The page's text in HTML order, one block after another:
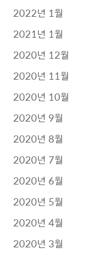
2022년 1월
2021년 1월
2020년 12월
2020년 11월
2020년 10월
2020년 9월
2020년 8월
2020년 7월
2020년 6월
2020년 5월
2020년 4월
2020년 3월